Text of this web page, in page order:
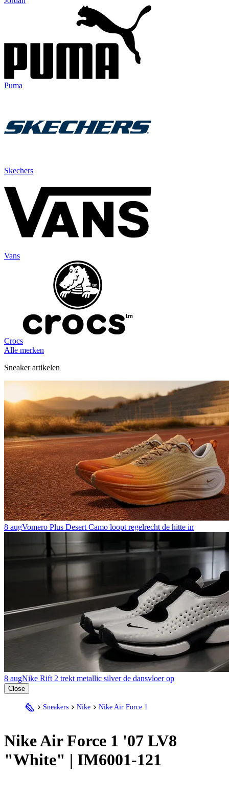
Puma
Skechers
Vans
Crocs
Alle merken
Sneaker artikelen
8 augVomero Plus Desert Camo loopt regelrecht de hitte in
8 augNike Rift 2 trekt metallic silver de dansvloer op
Close
Sneakers Nike Nike Air Force 1
NikeAir Force 1 '07 LV8
"White" | IM6001-121